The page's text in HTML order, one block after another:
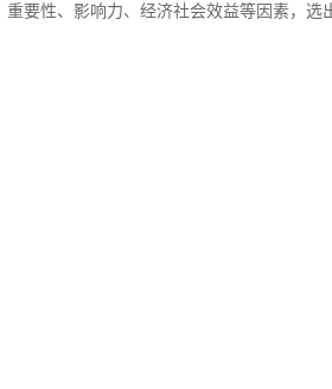
要性、影响力、经济社会效益等因素，选